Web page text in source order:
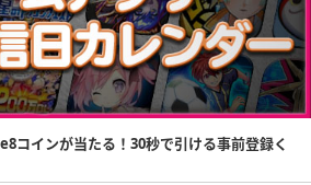
コインが当たる！30秒で引ける事前登録く